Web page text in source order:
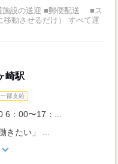
施設の送迎 ■郵便配送 ■ス
るだけ） すべて運
崎駅
部支給
：00〜17：...
きたい」 ...